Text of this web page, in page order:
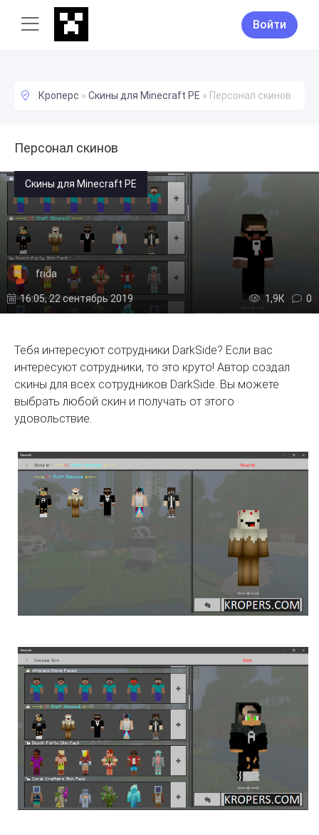
Войти
Кроперс » Скины для Minecraft PE » Персонал скинов
Персонал скинов
Скины для Minecraft PE
frida
16:05, 22 сентябрь 2019 1,9К 0
Тебя интересуют сотрудники DarkSide? Если вас
интересуют сотрудники, то это круто! Автор создал
скины для всех сотрудников DarkSide. Вы можете
выбрать любой скин и получать от этого
удовольствие.